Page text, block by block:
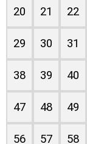
20 21 22
29 30 31
38 39 40
47 48 49
56 57 58